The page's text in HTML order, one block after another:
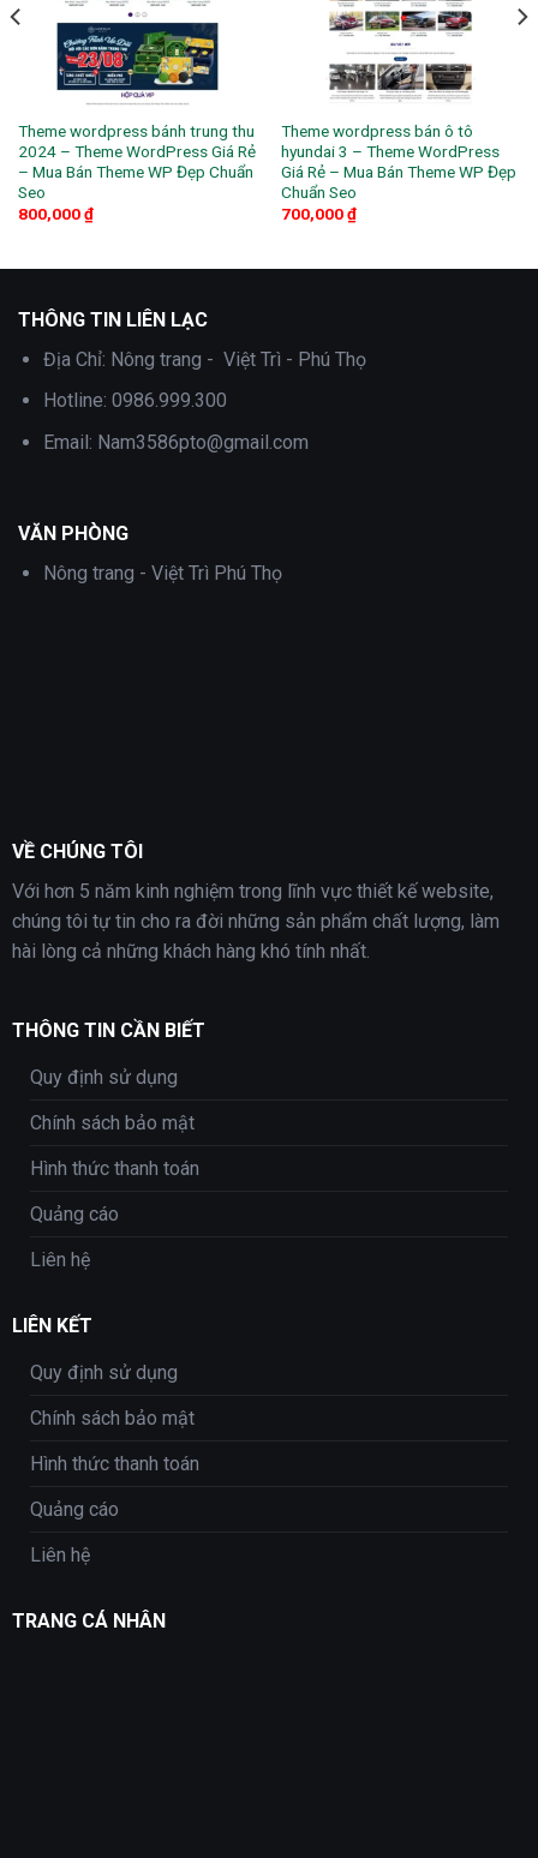
Theme wordpress bánh trung thu
2024 – Theme WordPress Giá Rẻ
– Mua Bán Theme WP Đẹp Chuẩn
Seo
800,000₫
Theme wordpress bán ô tô
hyundai 3 – Theme WordPress
Giá Rẻ – Mua Bán Theme WP Đẹp
Chuẩn Seo
700,000₫
THÔNG TIN LIÊN LẠC
Địa Chỉ: Nông trang - Việt Trì - Phú Thọ
Hotline: 0986.999.300
Email: Nam3586pto@gmail.com
VĂN PHÒNG
Nông trang - Việt Trì Phú Thọ
VỀ CHÚNG TÔI
Với hơn 5 năm kinh nghiệm trong lĩnh vực thiết kế website,
chúng tôi tự tin cho ra đời những sản phẩm chất lượng, làm
hài lòng cả những khách hàng khó tính nhất.
THÔNG TIN CẦN BIẾT
Quy định sử dụng
Chính sách bảo mật
Hình thức thanh toán
Quảng cáo
Liên hệ
LIÊN KẾT
Quy định sử dụng
Chính sách bảo mật
Hình thức thanh toán
Quảng cáo
Liên hệ
TRANG CÁ NHÂN